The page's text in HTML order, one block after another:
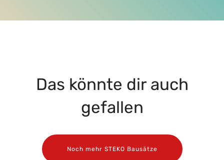
Das könnte dir auch
gefallen
Noch mehr STEKO Bausätze